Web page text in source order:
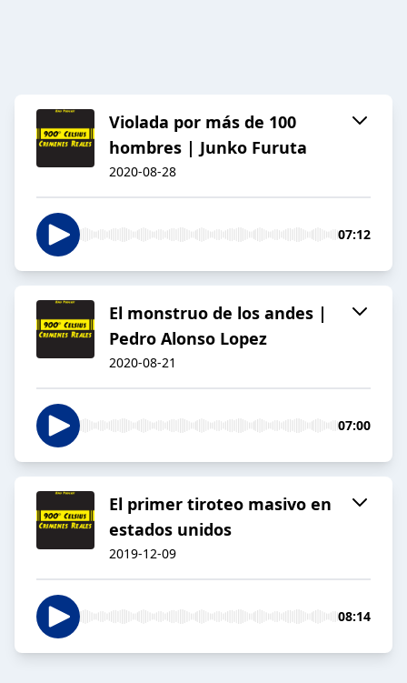
Violada por más de 100
hombres | Junko Furuta
2020-08-28
07:12
El monstruo de los andes |
Pedro Alonso Lopez
2020-08-21
07:00
El primer tiroteo masivo en
estados unidos
2019-12-09
08:14